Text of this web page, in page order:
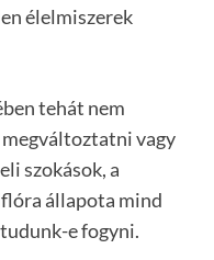
élelmiszerek
tehát nem
megváltoztatni vagy
szokások, a
állapota mind
e fogyni.